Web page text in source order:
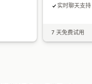
实时聊天支持
7 天免费试用